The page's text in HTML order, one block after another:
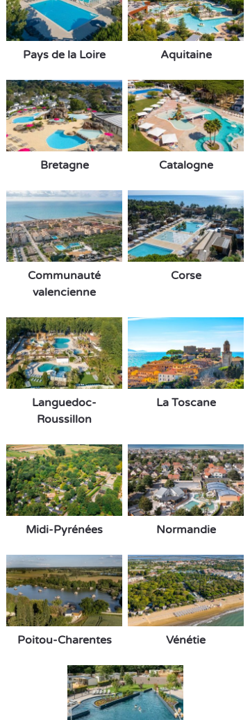
Pays de la Loire Aquitaine
Bretagne Catalogne
Communauté
valencienne
Corse
Languedoc-
Roussillon
La Toscane
Midi-Pyrénées Normandie
Poitou-Charentes Vénétie